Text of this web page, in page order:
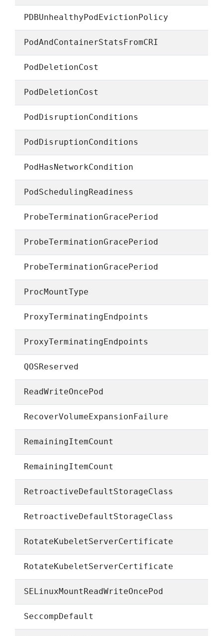
PDBUnhealthyPodEvictionPolicy
PodAndContainerStatsFromCRI
PodDeletionCost
PodDeletionCost
PodDisruptionConditions
PodDisruptionConditions
PodHasNetworkCondition
PodSchedulingReadiness
ProbeTerminationGracePeriod
ProbeTerminationGracePeriod
ProbeTerminationGracePeriod
ProcMountType
ProxyTerminatingEndpoints
ProxyTerminatingEndpoints
QOSReserved
ReadWriteOncePod
RecoverVolumeExpansionFailure
RemainingItemCount
RemainingItemCount
RetroactiveDefaultStorageClass
RetroactiveDefaultStorageClass
RotateKubeletServerCertificate
RotateKubeletServerCertificate
SELinuxMountReadWriteOncePod
SeccompDefault